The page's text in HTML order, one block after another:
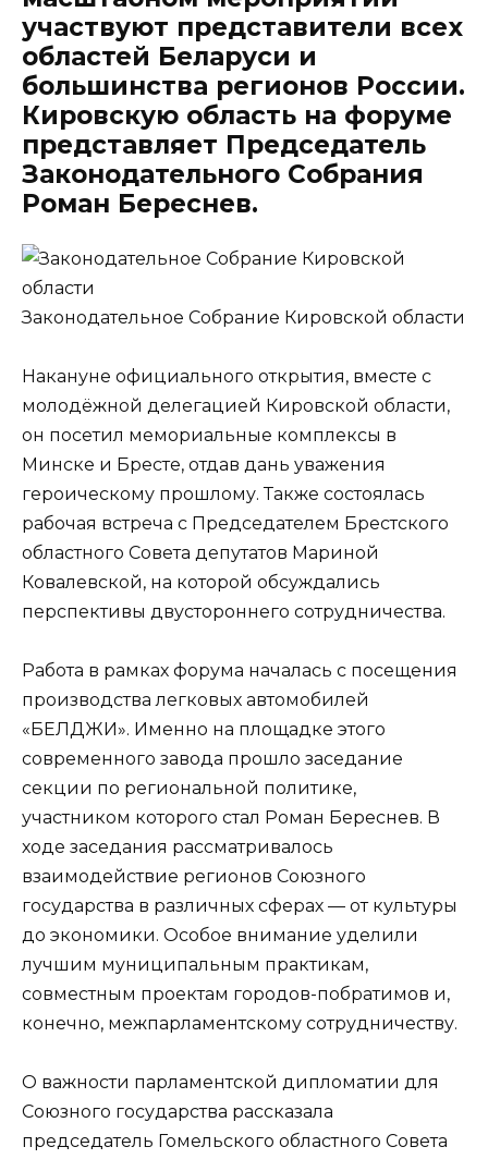
участвуют представители всех
областей Беларуси и
большинства регионов России.
Кировскую область на форуме
представляет Председатель
Законодательного Собрания
Роман Береснев.
Законодательное Собрание Кировской области
Накануне официального открытия, вместе с
молодёжной делегацией Кировской области,
он посетил мемориальные комплексы в
Минске и Бресте, отдав дань уважения
героическому прошлому. Также состоялась
рабочая встреча с Председателем Брестского
областного Совета депутатов Мариной
Ковалевской, на которой обсуждались
перспективы двустороннего сотрудничества.
Работа в рамках форума началась с посещения
производства легковых автомобилей
«БЕЛДЖИ». Именно на площадке этого
современного завода прошло заседание
секции по региональной политике,
участником которого стал Роман Береснев. В
ходе заседания рассматривалось
взаимодействие регионов Союзного
государства в различных сферах — от культуры
до экономики. Особое внимание уделили
лучшим муниципальным практикам,
совместным проектам городов-побратимов и,
конечно, межпарламентскому сотрудничеству.
О важности парламентской дипломатии для
Союзного государства рассказала
председатель Гомельского областного Совета